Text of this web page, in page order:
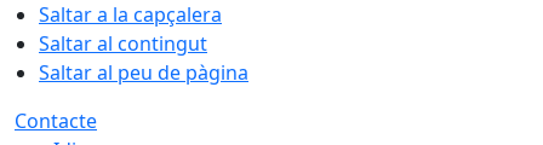
Saltar a la capçalera
Saltar al contingut
Saltar al peu de pàgina
Contacte